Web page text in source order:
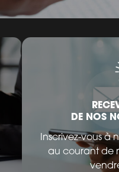
DE NOS
Inscrivez-vous à
au courant de